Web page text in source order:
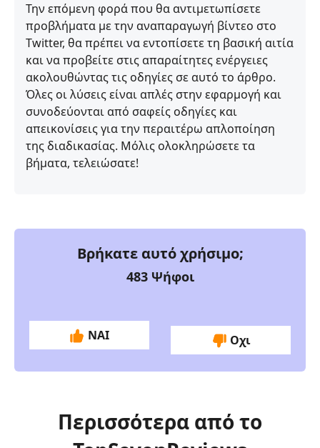
Την επόμενη φορά που θα αντιμετωπίσετε
προβλήματα με την αναπαραγωγή βίντεο στο
Twitter, θα πρέπει να εντοπίσετε τη βασική αιτία
και να προβείτε στις απαραίτητες ενέργειες
ακολουθώντας τις οδηγίες σε αυτό το άρθρο.
Όλες οι λύσεις είναι απλές στην εφαρμογή και
συνοδεύονται από σαφείς οδηγίες και
απεικονίσεις για την περαιτέρω απλοποίηση
της διαδικασίας. Μόλις ολοκληρώσετε τα
βήματα, τελειώσατε!
Βρήκατε αυτό χρήσιμο;
483Ψήφοι
ΝΑΙ Οχι
Περισσότερα από το